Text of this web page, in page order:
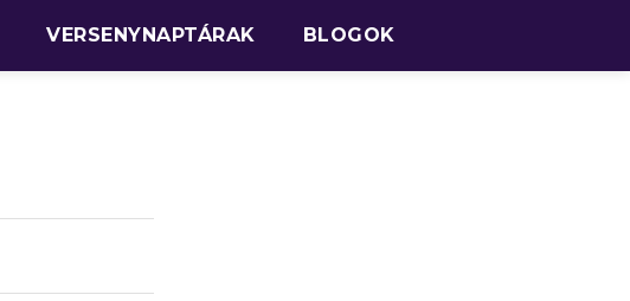
VERSENYNAPTÁRAK BLOGOK